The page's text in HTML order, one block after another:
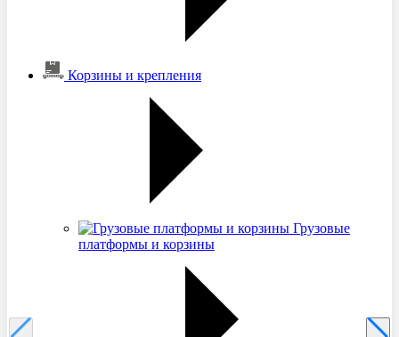
Корзины и крепления
Грузовые
платформы и корзины